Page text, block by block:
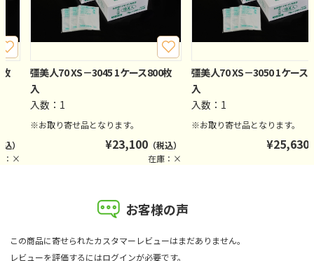
）
：×
彊美人70 XS－3045 1ケース800枚
入
入数：1
※お取り寄せ品となります。
¥23,100 （税込）
在庫：×
彊美人70 XS－3050 1ケース
入
入数：1
※お取り寄せ品となります。
¥25,630
お客様の声
この商品に寄せられたカスタマーレビューはまだありません。
レビューを評価するにはログインが必要です。